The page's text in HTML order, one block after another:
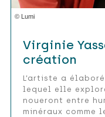
© Lumi
Virginie
création
L’artiste a
lequel elle
noueront entre
minéraux comme